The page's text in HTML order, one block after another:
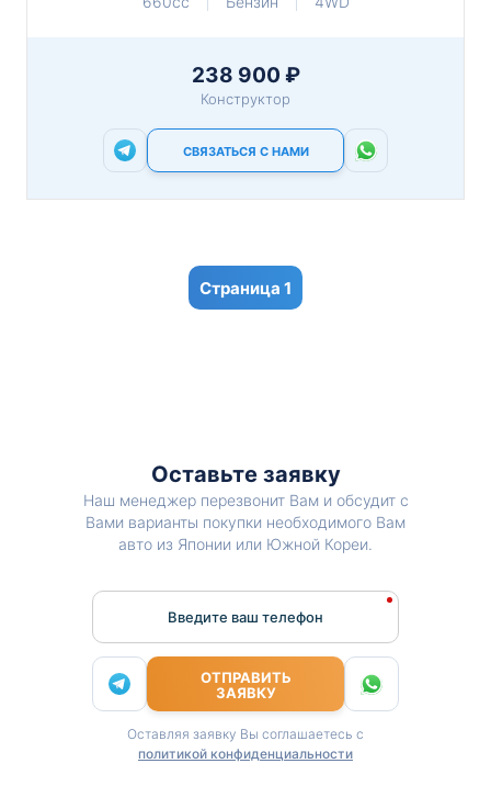
238 900 ₽
Конструктор
СВЯЗАТЬСЯ С НАМИ
1
Оставьте заявку
Наш менеджер перезвонит Вам и обсудит с
Вами варианты покупки необходимого Вам
авто из Японии или Южной Кореи.
Введите ваш телефон
ОТПРАВИТЬ
ЗАЯВКУ
Оставляя заявку Вы соглашаетесь с
политикой конфиденциальности